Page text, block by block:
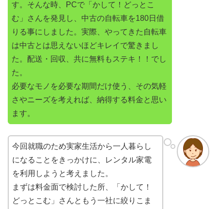
す。そんな時、PCで「かして！どっとこ
む」さんを発見し、中古の自転車を180日借
りる事にしました。実際、やってきた自転車
は中古とは思えないほどキレイで驚きまし
た。配送・回収、共に無料もステキ！！でし
た。
必要なモノを必要な期間だけ使う、その気軽
さやニーズを考えれば、納得する料金と思い
ます。
今回就職のため実家生活から一人暮らし
になることをきっかけに、レンタル家電
を利用しようと考えました。
まずは料金面で検討した所、「かして！
どっとこむ」さんともう一社に絞りこま